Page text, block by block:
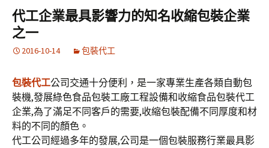
容
區
鍵
字:
代工企業最具影響力的知名收縮包裝企業
之一
2016-10-14 包裝代工
包裝代工公司交通十分便利，是一家專業生產各類自動包
裝機,發展綠色食品包裝工廠工程設備和收縮食品包裝代工
企業,為了滿足不同客戶的需要,收縮包裝配備不同厚度和材
料的不同的顏色。
代工公司經過多年的發展,公司是一個包裝服務行業最具影